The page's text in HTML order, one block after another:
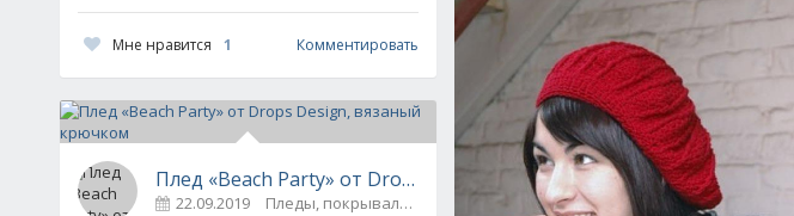
Мне нравится 1 Комментировать
Плед «Beach Party» от Drops Design, вязаный крючком
22.09.2019 Пледы, покрывала, коврики и др. 0